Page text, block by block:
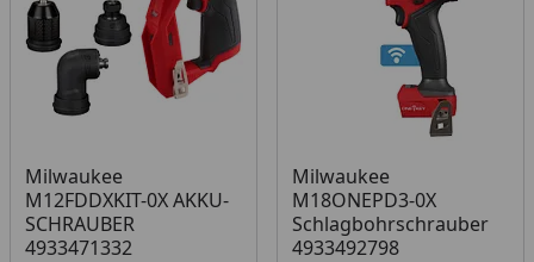
Milwaukee
M12FDDXKIT-0X AKKU-
SCHRAUBER
4933471332
Milwaukee
M18ONEPD3-0X
Schlagbohrschrauber
4933492798